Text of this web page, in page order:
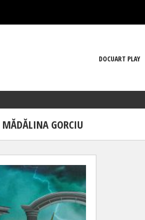
DOCUART PLAY
MĂDĂLINA GORCIU